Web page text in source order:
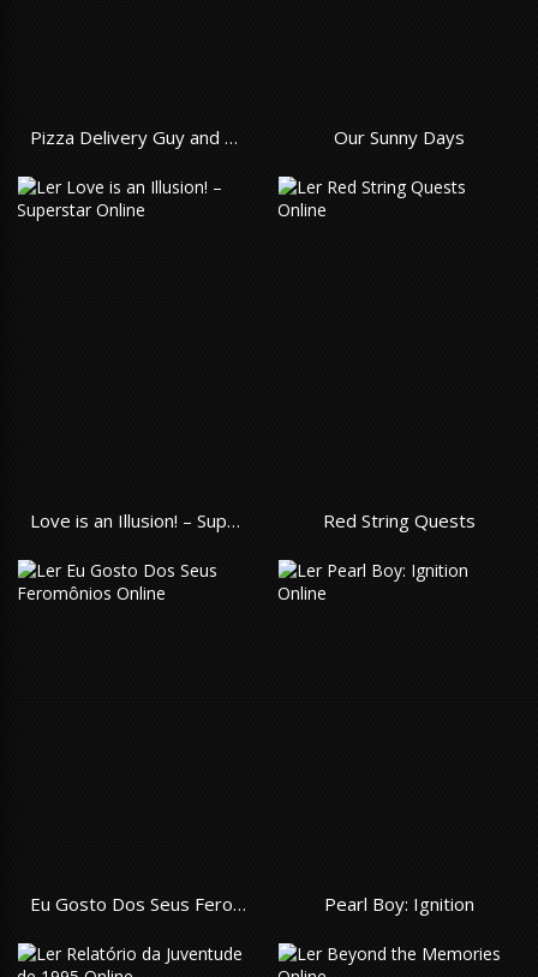
Pizza Delivery Guy and The Gold Palace Our Sunny Days
Love is an Illusion! – Superstar Red String Quests
Eu Gosto Dos Seus Feromônios Pearl Boy: Ignition